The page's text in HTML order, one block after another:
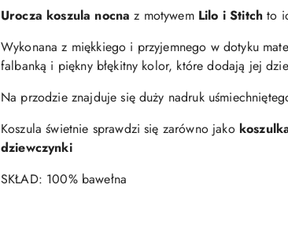
Urocza koszula nocnaz motywem Lilo i Stitch to
Wykonana z miękkiego i przyjemnego w dotyku
falbanką i piękny błękitny kolor, które dodają jej
Na przodzie znajduje się duży nadruk
Koszula świetnie sprawdzi się zarówno jako
dziewczynki
SKŁAD: 100% bawełna